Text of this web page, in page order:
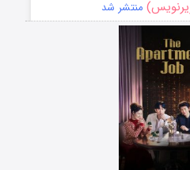
منتشر شد